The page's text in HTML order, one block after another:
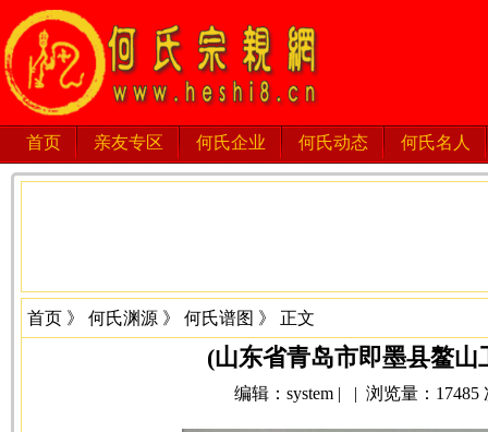
首页 亲友专区 何氏企业 何氏动态 何氏名人
首页 》 何氏渊源 》 何氏谱图 》 正文
(山东省青岛市即墨县鳌山
编辑：system | | 浏览量：17485